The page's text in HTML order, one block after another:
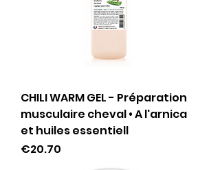
CHILI WARM GEL - Préparation
musculaire cheval • A l'arnica
et huiles essentiell
Price
€20.70